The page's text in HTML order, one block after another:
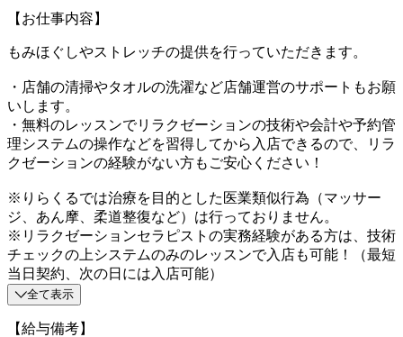
【お仕事内容】
もみほぐしやストレッチの提供を行っていただきます。
・店舗の清掃やタオルの洗濯など店舗運営のサポートもお願
いします。
・無料のレッスンでリラクゼーションの技術や会計や予約管
理システムの操作などを習得してから入店できるので、リラ
クゼーションの経験がない方もご安心ください！
※りらくるでは治療を目的とした医業類似行為（マッサー
ジ、あん摩、柔道整復など）は行っておりません。
※リラクゼーションセラピストの実務経験がある方は、技術
チェックの上システムのみのレッスンで入店も可能！（最短
当日契約、次の日には入店可能）
全て表示
【給与備考】